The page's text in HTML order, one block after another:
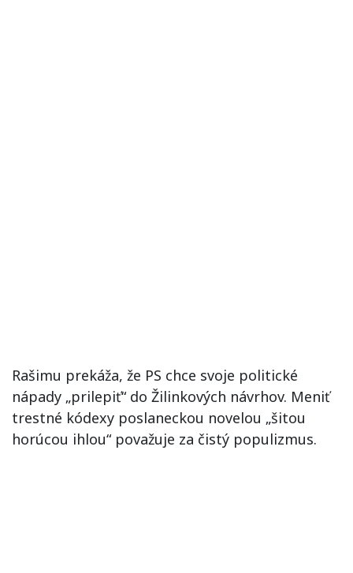
Rašimu prekáža, že PS chce svoje politické
nápady „prilepiť“ do Žilinkových návrhov. Meniť
trestné kódexy poslaneckou novelou „šitou
horúcou ihlou“ považuje za čistý populizmus.